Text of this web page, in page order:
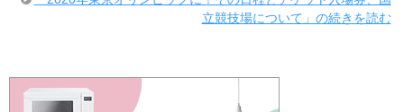
立競技場について」の続きを読む